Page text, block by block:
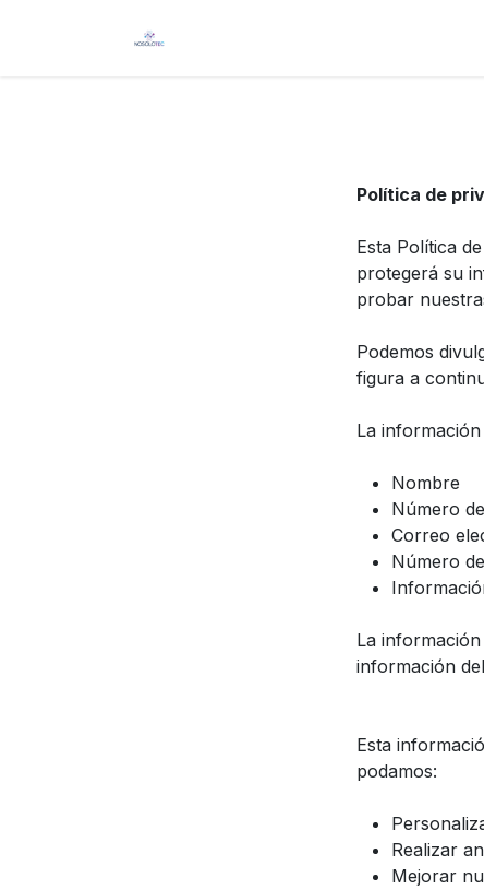
Política de
Esta Política
protegerá su
probar
Podemos
figura a
La
Nombre
Número
Correo
Número
La
información
Esta
podamos:
Realizar
Mejorar